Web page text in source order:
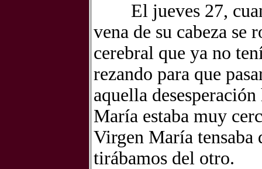
El jueves 27,
vena de su cabeza
cerebral que ya no
rezando para que
aquella
María estaba muy
Virgen María
tirábamos del otro.